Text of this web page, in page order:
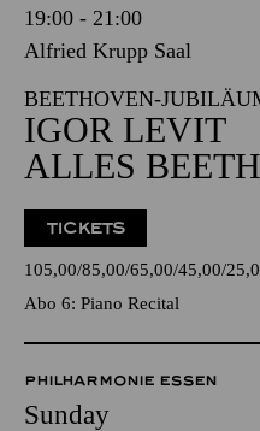
19:00 - 21:00
Alfried Krupp Saal
BEETHOVEN-
IGOR LEVIT
ALLES
TICKETS
105,00 85,00 65,00 45,00
Abo 6: Piano Recital
PHILHARMONIE ESSEN
Sunday